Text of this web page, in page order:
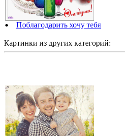
Поблагодарить хочу тебя
Картинки из других категорий: